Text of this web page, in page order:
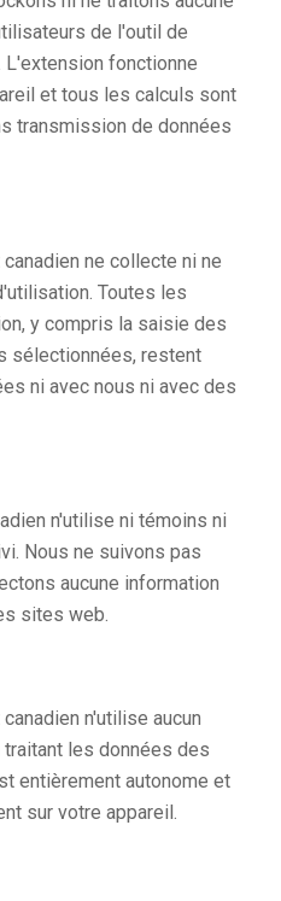
de l'outil de
L'extension fonctionne
et tous les calculs sont
transmission de données
ne collecte ni ne
Toutes les
y compris la saisie des
sélectionnées, restent
ni avec nous ni avec des
n'utilise ni témoins ni
Nous ne suivons pas
aucune information
sites web.
n'utilise aucun
les données des
entièrement autonome et
sur votre appareil.